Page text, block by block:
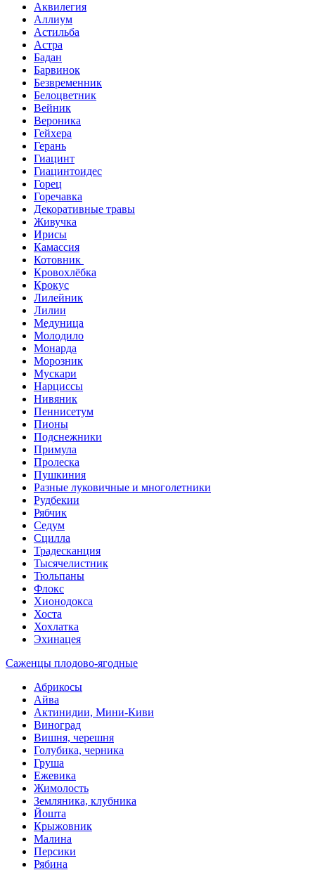
Аквилегия
Аллиум
Астильба
Астра
Бадан
Барвинок
Безвременник
Белоцветник
Вейник
Вероника
Гейхера
Герань
Гиацинт
Гиацинтоидес
Горец
Горечавка
Декоративные травы
Живучка
Ирисы
Камассия
Котовник
Кровохлёбка
Крокус
Лилейник
Лилии
Медуница
Молодило
Монарда
Морозник
Мускари
Нарциссы
Нивяник
Пеннисетум
Пионы
Подснежники
Примула
Пролеска
Пушкиния
Разные луковичные и многолетники
Рудбекии
Рябчик
Седум
Сцилла
Традесканция
Тысячелистник
Тюльпаны
Флокс
Хионодокса
Хоста
Хохлатка
Эхинацея
Саженцы плодово-ягодные
Абрикосы
Айва
Актинидии, Мини-Киви
Виноград
Вишня, черешня
Голубика, черника
Груша
Ежевика
Жимолость
Земляника, клубника
Йошта
Крыжовник
Малина
Персики
Рябина